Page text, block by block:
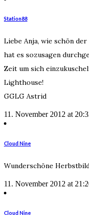
Station88
Liebe Anja, wie schön
hat es sozusagen
Zeit um sich
Lighthouse!
GGLG Astrid
11. November 2012 at
Cloud Nine
Wunderschöne
11. November 2012 at
Cloud Nine